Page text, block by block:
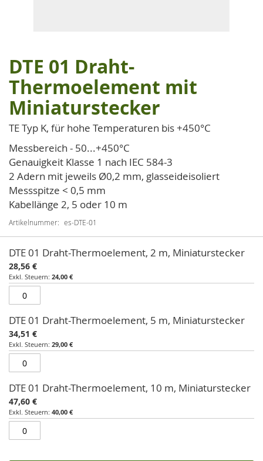
Zum
Anfang
der
Bildgalerie
springen
DTE 01 Draht-
Thermoelement mit
Miniaturstecker
TE Typ K, für hohe Temperaturen bis +450°C
Messbereich - 50...+450°C
Genauigkeit Klasse 1 nach IEC 584-3
2 Adern mit jeweils Ø0,2 mm, glasseideisoliert
Messspitze < 0,5 mm
Kabellänge 2, 5 oder 10 m
Artikelnummer es-DTE-01
für
gruppiertes
Produkt
DTE 01 Draht-Thermoelement, 2 m, Miniaturstecker
28,56 €
24,00 €
DTE 01 Draht-Thermoelement, 5 m, Miniaturstecker
34,51 €
29,00 €
DTE 01 Draht-Thermoelement, 10 m, Miniaturstecker
47,60 €
40,00 €